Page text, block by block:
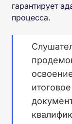
гарантирует
процесса.